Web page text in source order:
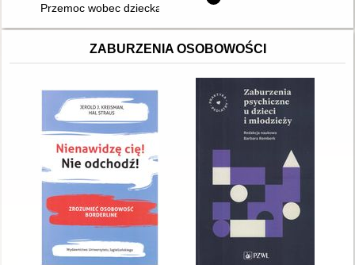
Przemoc wobec dziecka w rodzinie : studium empiryczne z
ZABURZENIA OSOBOWOŚCI